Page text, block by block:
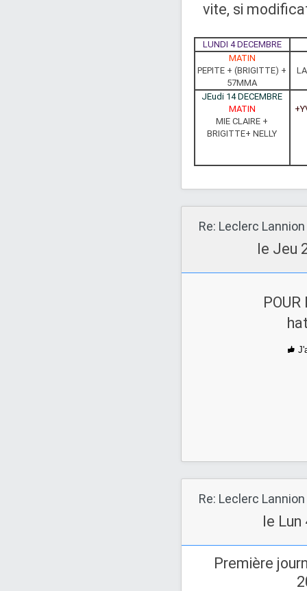
vite, si
LUNDI 4 DECEMBRE
MATIN
PEPITE + (BRIGITTE) +
57MMA
JEudi 14 DECEMBRE
MATIN
MIE CLAIRE +
BRIGITTE+ NELLY
Re: Leclerc Lannion
le Jeu
Re: Leclerc Lannion
le Lun
Première